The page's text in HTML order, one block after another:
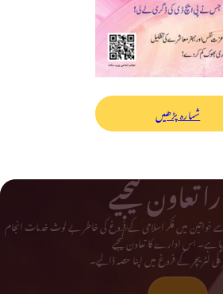
شمارہ پڑھیں
تعاون کیجیے
سے خواتین میں فکر اسلامی کے فروغ کی خاطر بے لوث خدمات انجام
ہے۔ اس ادارے کا تعاون کیجیے
لٹریچر کے فروغ میں اپنا حصہ ڈالیے۔